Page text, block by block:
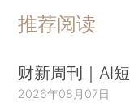
推荐阅读
财新周刊｜AI
2026年08月07日